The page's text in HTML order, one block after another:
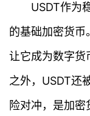
USDT作为
的基础加密货币
让它成为数字货
之外，USDT还
险对冲，是加密